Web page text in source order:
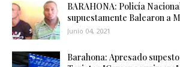
BARAHONA: Policía
supuestamente Balearon a
Junio 04, 2021
Barahona: Apresado